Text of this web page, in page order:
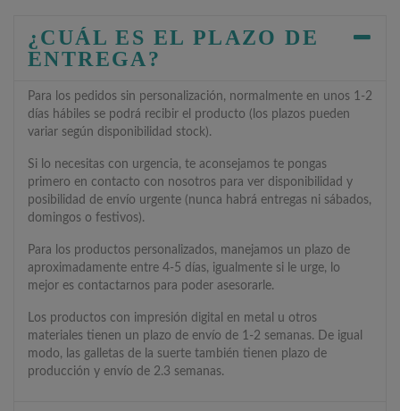
¿CUÁL ES EL PLAZO DE
ENTREGA?
Para los pedidos sin personalización, normalmente en unos 1-2
días hábiles se podrá recibir el producto (los plazos pueden
variar según disponibilidad stock).
Si lo necesitas con urgencia, te aconsejamos te pongas
primero en contacto con nosotros para ver disponibilidad y
posibilidad de envío urgente (nunca habrá entregas ni sábados,
domingos o festivos).
Para los productos personalizados, manejamos un plazo de
aproximadamente entre 4-5 días, igualmente si le urge, lo
mejor es contactarnos para poder asesorarle.
Los productos con impresión digital en metal u otros
materiales tienen un plazo de envío de 1-2 semanas. De igual
modo, las galletas de la suerte también tienen plazo de
producción y envío de 2.3 semanas.